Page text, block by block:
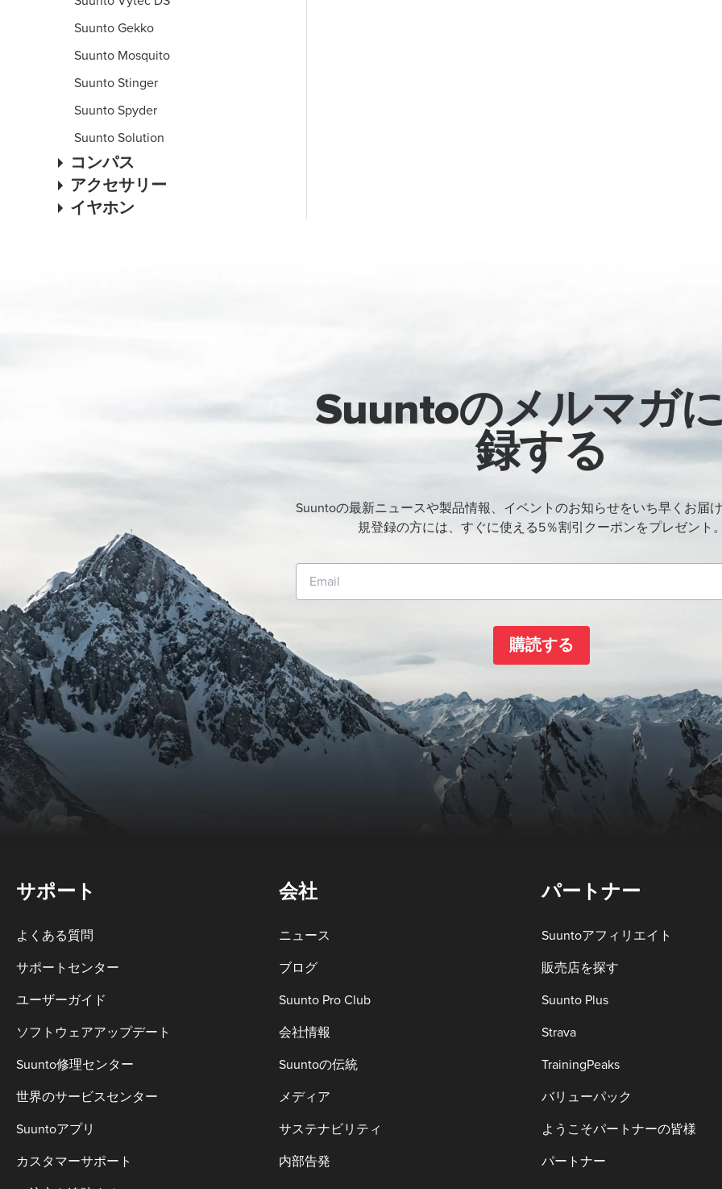
Suunto Gekko
Suunto Mosquito
Suunto Stinger
Suunto Spyder
Suunto Solution
コンパス
アクセサリー
イヤホン
Suuntoのメルマガ
録する
Suuntoの最新ニュースや製品情報、イベントのお知らせをいち早くお届
規登録の方には、すぐに使える5％割引クーポンをプレゼント
購読する
サポート
よくある質問
サポートセンター
ユーザーガイド
ソフトウェアアップデート
Suunto修理センター
世界のサービスセンター
Suuntoアプリ
カスタマーサポート
会社
ニュース
ブログ
Suunto Pro Club
会社情報
Suuntoの伝統
メディア
サステナビリティ
内部告発
パートナー
Suuntoアフィリエイト
販売店を探す
Suunto Plus
Strava
TrainingPeaks
バリューパック
ようこそパートナーの皆様
パートナー